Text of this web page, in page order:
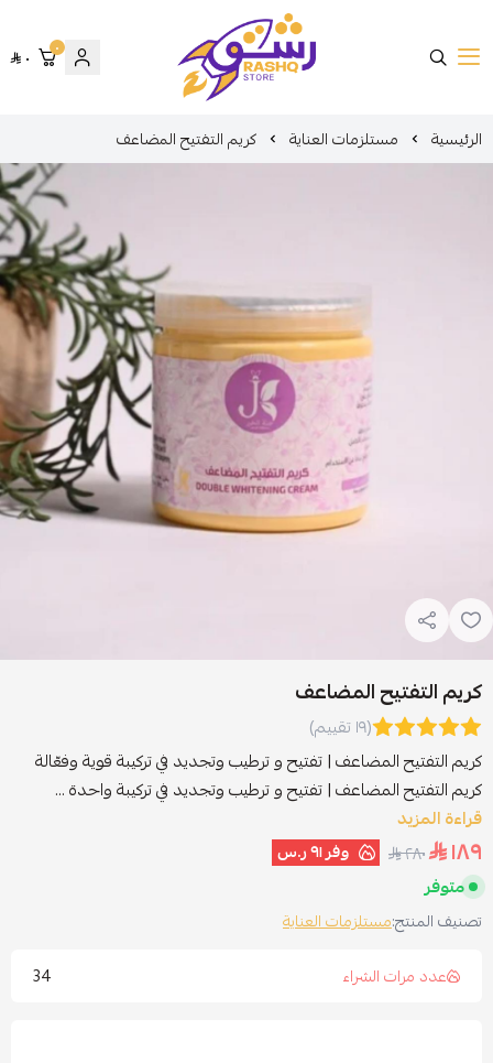
متجر رشق
٠ ٠
الرئيسية مستلزمات العناية كريم التفتيح المضاعف
كريم التفتيح المضاعف
(١٩ تقييم)
كريم التفتيح المضاعف | تفتيح و ترطيب وتجديد في تركيبة قوية وفعّالة
كريم التفتيح المضاعف | تفتيح و ترطيب وتجديد في تركيبة واحدة ...
قراءة المزيد
١٨٩ ٢٨٠ وفر٩١ ر.س
متوفر
تصنيف المنتج:مستلزمات العناية
عدد مرات الشراء
34